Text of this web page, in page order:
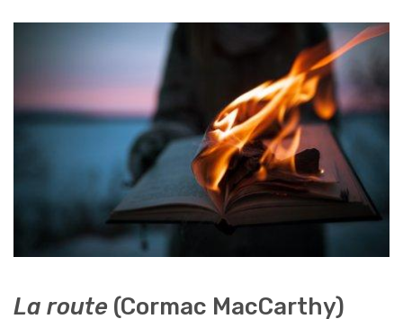
La route (Cormac MacCarthy)